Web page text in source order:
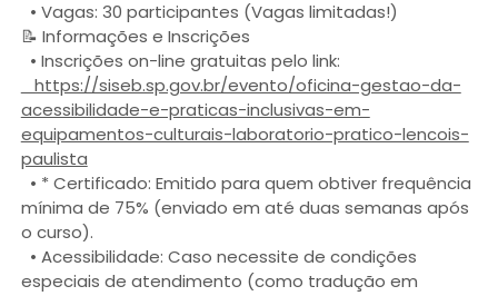
• Vagas: 30 participantes (Vagas limitadas!)
📝 Informações e Inscrições
• Inscrições on-line gratuitas pelo link:
https://siseb.sp.gov.br/evento/oficina-gestao-da-
acessibilidade-e-praticas-inclusivas-em-
equipamentos-culturais-laboratorio-pratico-lencois-
paulista
• * Certificado: Emitido para quem obtiver frequência
mínima de 75% (enviado em até duas semanas após
o curso).
• Acessibilidade: Caso necessite de condições
especiais de atendimento (como tradução em